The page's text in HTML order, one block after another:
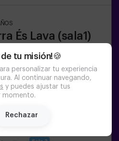
tu misión!🍪
personalizar tu experiencia
Al continuar navegando,
y puedes ajustar tus
momento.
Rechazar
És Lava (sala1)
15:20 16:25
20:45 21:50